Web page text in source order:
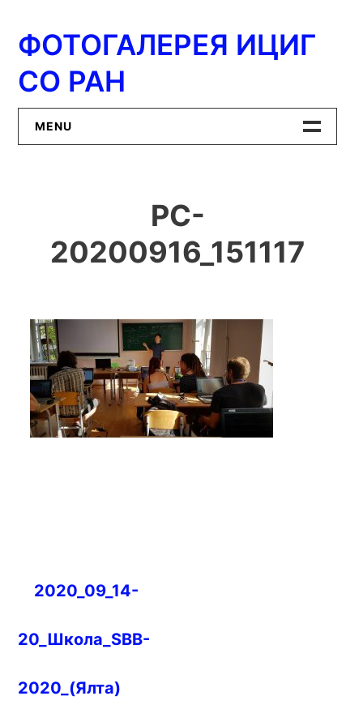
содержимому
ФОТОГАЛЕРЕЯ ИЦИГ
СО РАН
MENU
ИЦиГ СО РАН
PC-
20200916_151117
Навигация
записям
2020_09_14-
20_Школа_SBB-
2020_(Ялта)